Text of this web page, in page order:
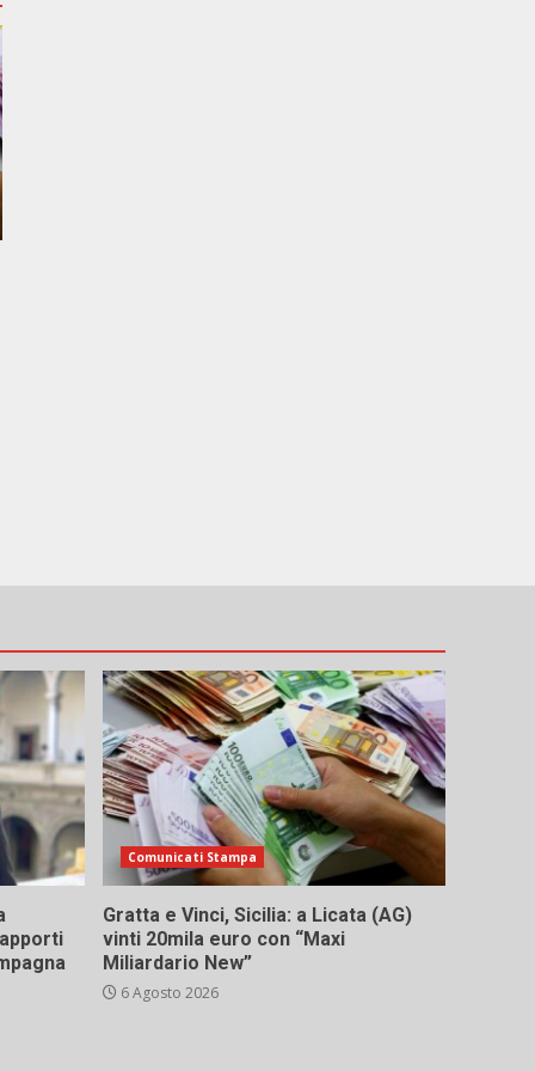
Comunicati Stampa
Gratta e Vinci, Sicilia: a Licata (AG)
vinti 20mila euro con “Maxi
Miliardario New”
6 Agosto 2026